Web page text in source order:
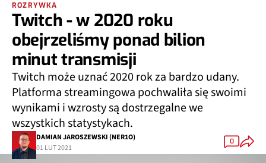
ROZRYWKA
Twitch - w 2020 roku
obejrzeliśmy ponad bilion
minut transmisji
Twitch może uznać 2020 rok za bardzo udany.
Platforma streamingowa pochwaliła się swoimi
wynikami i wzrosty są dostrzegalne we
wszystkich statystykach.
DAMIAN JAROSZEWSKI (NER1O)
01 LUT 2021
0